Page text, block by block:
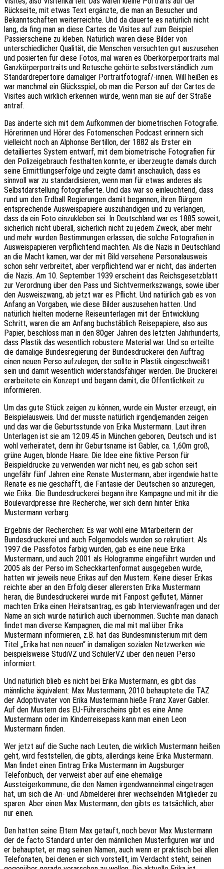
Rückseite, mit etwas Text ergänzte, die man an Besucher und
Bekanntschaften weiterreichte. Und da dauerte es natürlich nicht
lang, da fing man an diese Cartes de Visites auf zum Beispiel
Passierscheine zu kleben. Natürlich waren diese Bilder von
unterschiedlicher Qualität, die Menschen versuchten gut auszusehen
und posierten für diese Fotos, mal waren es Oberkörperportraits mal
Ganzkörperportraits und Retusche gehörte selbstverständlich zum
Standardrepertoire damaliger Portraitfotograf/-innen. Will heißen es
war manchmal ein Glücksspiel, ob man die Person auf der Cartes de
Visites auch wirklich erkennen würde, wenn man sie auf der Straße
antraf.
Das änderte sich mit dem Aufkommen der biometrischen Fotografie.
Hörerinnen und Hörer des Fotomenschen Podcast erinnern sich
vielleicht noch an Alphonse Bertillon, der 1882 als Erster ein
detailliertes System entwarf, mit dem biometrische Fotografien für
den Polizeigebrauch festhalten konnte, er überzeugte damals durch
seine Ermittlungserfolge und zeigte damit anschaulich, dass es
sinnvoll war zu standardisieren, wenn man für etwas anderes als
Selbstdarstellung fotografierte. Und das war so einleuchtend, dass
rund um den Erdball Regierungen damit begannen, ihren Bürgern
entsprechende Ausweispapiere auszuhändigen und zu verlangen,
dass da ein Foto einzukleben sei. In Deutschland war es 1885 soweit,
sicherlich nicht überall, sicherlich nicht zu jedem Zweck, aber mehr
und mehr wurden Bestimmungen erlassen, die solche Fotografien in
Ausweispapieren verpflichtend machten. Als die Nazis in Deutschland
an die Macht kamen, war der mit Bild versehene Personalausweis
schon sehr verbreitet, aber verpflichtend war er nicht, das änderten
die Nazis. Am 10. September 1939 erscheint das Reichsgesetzblatt
zur Verordnung über den Pass und Sichtvermerkszwangs, sowie über
den Ausweiszwang, ab jetzt war es Pflicht. Und natürlich gab es von
Anfang an Vorgaben, wie diese Bilder auszusehen hatten. Und
natürlich hielten moderne Reiseunterlagen mit der Entwicklung
Schritt, waren die am Anfang buchstäblich Reisepapiere, also aus
Papier, beschloss man in den 80ger Jahren des letzten Jahrhunderts,
dass Plastik das wesentlich robustere Material war. Und so erteilte
die damalige Bundesregierung der Bundesdruckerei den Auftrag
einen neuen Perso aufzulegen, der sollte in Plastik eingeschweißt
sein und damit wesentlich widerstandsfähiger werden. Die Druckerei
erarbeitete ein Konzept und begann damit, die Öffentlichkeit zu
informieren.
Um das gute Stück zeigen zu können, wurde ein Muster erzeugt, ein
Beispielausweis. Und der musste natürlich irgendjemanden zeigen
und das war die Geburtsstunde von Erika Mustermann. Laut ihren
Unterlagen ist sie am 12.09.45 in München geboren, Deutsch und ist
wohl verheiratet, denn ihr Geburtsname ist Gabler, ca. 1,60m groß,
grüne Augen, blonde Haare. Die Idee eine fiktive Person für
Beispieldrucke zu verwenden war nicht neu, es gab schon seit
ungefähr fünf Jahren eine Renate Mustermann, aber irgendwie hatte
Renate es nie geschafft, die Fantasie der Deutschen so anzuregen,
wie Erika. Die Bundesdruckerei begann ihre Kampagne und mit ihr die
Boulevardpresse ihre Recherche, wer sich denn hinter Erika
Mustermann verbarg.
Ergebnis der Recherchen: Es war wohl eine Mitarbeiterin der
Bundesdruckerei und auch Folgemodels wurden so rekrutiert. Als
1997 die Passfotos farbig wurden, gab es eine neue Erika
Mustermann, und auch 2001 als Hologramme eingeführt wurden und
2005 als der Perso im Scheckkartenformat ausgegeben wurde,
hatten wir jeweils neue Erikas auf den Mustern. Keine dieser Erikas
reichte aber an den Erfolg dieser allerersten Erika Mustermann
heran, die Bundesdruckerei wurde mit Fanpost geflutet, Männer
machten Erika einen Heiratsantrag, es gab Interviewanfragen und der
Name an sich wurde natürlich auch übernommen. Suchte man danach
findet man diverse Kampagnen, die mal mit mal über Erika
Mustermann informieren, z.B. hat das Bundesministerium mit dem
Titel „Erika hat nen neuen“ in damaligen sozialen Netzwerken wie
beispielsweise StudiVZ und SchülerVZ über den neuen Perso
informiert.
Und natürlich blieb es nicht bei Erika Mustermann, es gibt das
männliche äquivalent: Max Mustermann, 2010 behauptete die TAZ
der Adoptivvater von Erika Mustermann hieße Franz Xaver Gabler.
Auf den Mustern des EU-Führerscheins gibt es eine Anne
Mustermann oder im Kinderreisepass kann man einen Leon
Mustermann finden.
Wer jetzt auf die Suche nach Leuten, die wirklich Mustermann heißen
geht, wird feststellen, die gibts, allerdings keine Erika Mustermann.
Man findet einen Eintrag Erika Mustermann im Augsburger
Telefonbuch, der verweist aber auf eine ehemalige
Aussteigerkommune, die den Namen irgendwanneinmal eingetragen
hat, um sich die An- und Abmelderei ihrer wechselnden Mitglieder zu
sparen. Aber einen Max Mustermann, den gibts es tatsächlich, aber
nur einen.
Den hatten seine Eltern Max getauft, noch bevor Max Mustermann
der de facto Standard unter den männlichen Musterfiguren war und
er behauptet, er mag seinen Namen, auch wenn er praktisch bei allen
Telefonaten, bei denen er sich vorstellt, im Verdacht steht, seinen